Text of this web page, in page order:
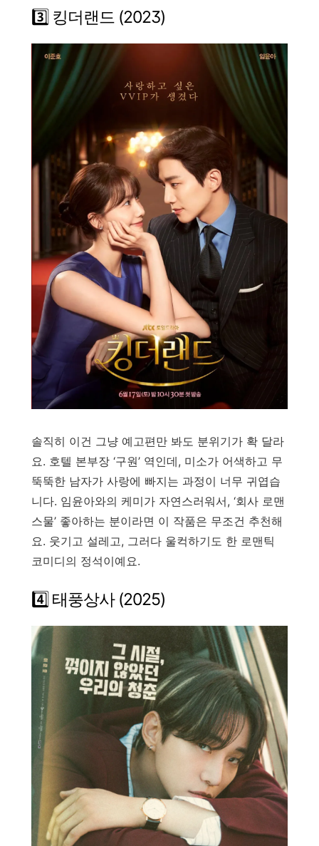
3️⃣ 킹더랜드 (2023)
솔직히 이건 그냥 예고편만 봐도 분위기가 확 달라
요. 호텔 본부장 ‘구원’ 역인데, 미소가 어색하고 무
뚝뚝한 남자가 사랑에 빠지는 과정이 너무 귀엽습
니다. 임윤아와의 케미가 자연스러워서, ‘회사 로맨
스물’ 좋아하는 분이라면 이 작품은 무조건 추천해
요. 웃기고 설레고, 그러다 울컥하기도 한 로맨틱
코미디의 정석이예요.
4️⃣ 태풍상사 (2025)